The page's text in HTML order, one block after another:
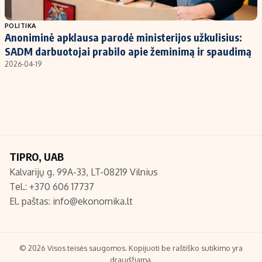
Populiarios temos
Investavimas
Akcijų rinka
Titulinis
Nedarbo išmokos skaičiuoklė
Redakcija
Turinio žymėjimo taisyklės
POLITIKA
Anoniminė apklausa parodė ministerijos užkulisius:
SADM darbuotojai prabilo apie žeminimą ir spaudimą
2026-04-19
TIPRO, UAB
Kalvarijų g. 99A-33, LT-08219 Vilnius
Tel.: +370 606 17737
El. paštas: info@ekonomika.lt
© 2026 Visos teisės saugomos. Kopijuoti be raštiško sutikimo yra
draudžiama.